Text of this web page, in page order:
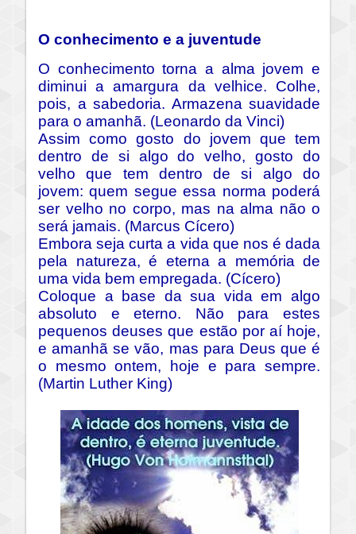
O conhecimento e a juventude
O conhecimento torna a alma jovem e
diminui a amargura da velhice. Colhe,
pois, a sabedoria. Armazena suavidade
para o amanhã. (Leonardo da Vinci)
Assim como gosto do jovem que tem
dentro de si algo do velho, gosto do
velho que tem dentro de si algo do
jovem: quem segue essa norma poderá
ser velho no corpo, mas na alma não o
será jamais. (Marcus Cícero)
Embora seja curta a vida que nos é dada
pela natureza, é eterna a memória de
uma vida bem empregada. (Cícero)
Coloque a base da sua vida em algo
absoluto e eterno. Não para estes
pequenos deuses que estão por aí hoje,
e amanhã se vão, mas para Deus que é
o mesmo ontem, hoje e para sempre.
(Martin Luther King)